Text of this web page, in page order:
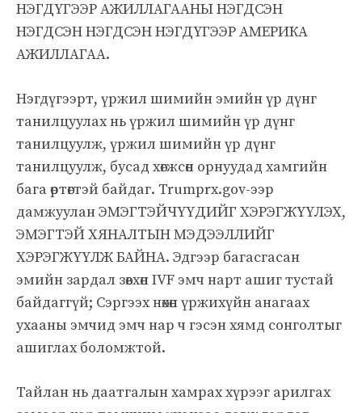
НЭГДҮГЭЭР АЖИЛЛАГААНЫ НЭГДСЭН
НЭГДСЭН НЭГДСЭН НЭГДҮГЭЭР АМЕРИКА
АЖИЛЛАГАА.
Нэгдүгээрт, үржил шимийн эмийн үр дүнг
танилцуулах нь үржил шимийн үр дүнг
танилцуулж, үржил шимийн үр дүнг
танилцуулж, бусад хөгжсөн орнуудад хамгийн
бага өртөгтэй байдаг. Trumprx.gov-ээр
дамжуулан ЭМЭГТЭЙЧҮҮДИЙГ ХЭРЭГЖҮҮЛЭХ,
ЭМЭГТЭЙ ХЯНАЛТЫН МЭДЭЭЛЛИЙГ
ХЭРЭГЖҮҮЛЖ БАЙНА. Эдгээр багасгасан
эмийн зардал зөвхөн IVF эмч нарт ашиг тустай
байдаггүй; Сэргээх нөхөн үржихүйн анагаах
ухааны эмчид эмч нар ч гэсэн хямд сонголтыг
ашиглах боломжтой.
Тайлан нь даатгалын хамрах хүрээг арилгах